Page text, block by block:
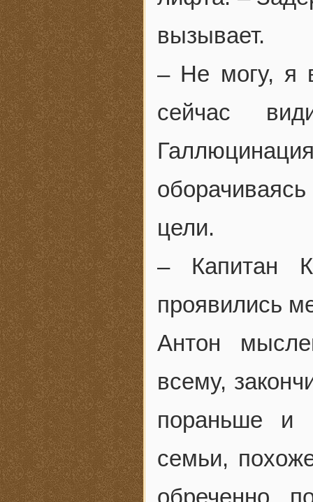
вызывает.
– Не могу, я
сейчас
цели.
– Капитан
проявились
Антон
всему,
пораньше и
семьи,
обреченно